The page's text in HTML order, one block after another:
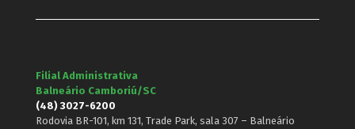
Filial Administrativa
Balneário Camboriú/SC
(48) 3027-6200
Rodovia BR-101, km 131, Trade Park, sala 307 – Balneário